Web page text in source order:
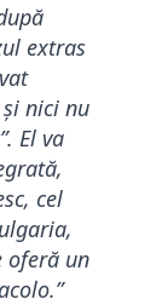
extras
nici nu
El va
cel
oferă un